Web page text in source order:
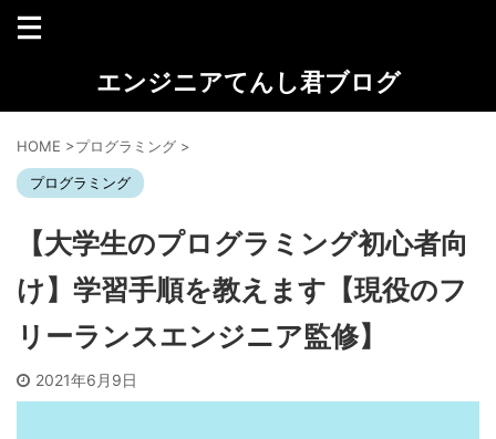
エンジニアてんし君ブログ
HOME >プログラミング >
プログラミング
【大学生のプログラミング初心者向
け】学習手順を教えます【現役のフ
リーランスエンジニア監修】
2021年6月9日